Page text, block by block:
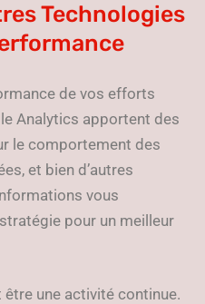
Technologies
de vos efforts
Analytics apportent des
le comportement des
et bien d’autres
vous
pour un meilleur
être une activité continue.